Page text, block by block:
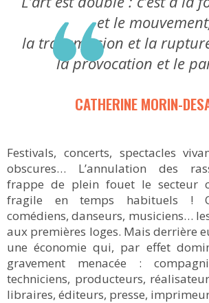
et le
la transmission et la
la provocation et le
CATHERINE MORIN-
Festivals, concerts, spectacles
obscures… L’annulation des
frappe de plein fouet le secteur
fragile en temps habituels !
comédiens, danseurs, musiciens…
aux premières loges. Mais derrière
une économie qui, par effet
gravement menacée :
techniciens, producteurs,
libraires, éditeurs, presse,